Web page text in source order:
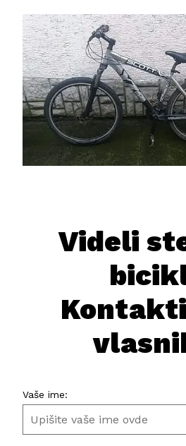
Videli
Vaše ime: